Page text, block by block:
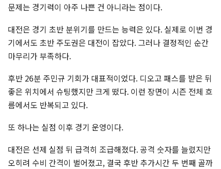
문제는 경기력이 아주 나쁜 건 아니라는 점이다.
대전은 경기 초반 분위기를 만드는 능력은 있다. 실제로 이번 경
기에서도 초반 주도권은 대전이 잡았다. 그러나 결정적인 순간
마무리가 부족하다.
후반 26분 주민규 기회가 대표적이었다. 디오고 패스를 받은 뒤
좋은 위치에서 슈팅했지만 크게 떴다. 이런 장면이 시즌 전체 흐
름에서도 반복되고 있다.
또 하나는 실점 이후 경기 운영이다.
대전은 선제 실점 뒤 급격히 조급해졌다. 공격 숫자를 늘렸지만
오히려 수비 간격이 벌어졌고, 결국 후반 추가시간 두 번째 골까